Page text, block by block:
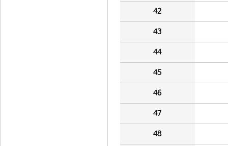
42
43
44
45
46
47
48